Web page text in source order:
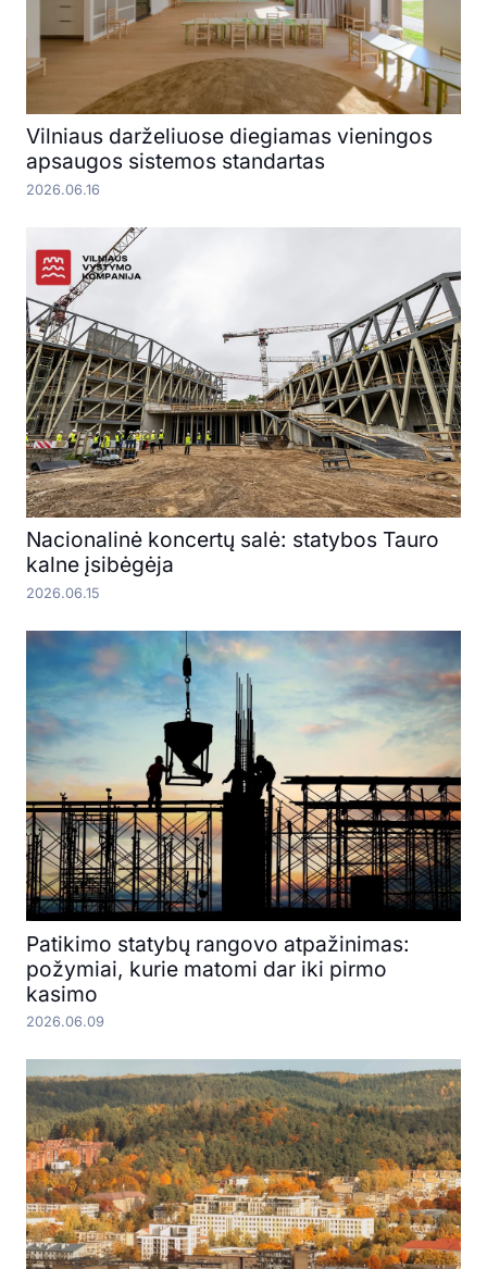
Vilniaus darželiuose diegiamas vieningos
apsaugos sistemos standartas
2026.06.16
Nacionalinė koncertų salė: statybos Tauro
kalne įsibėgėja
2026.06.15
Patikimo statybų rangovo atpažinimas:
požymiai, kurie matomi dar iki pirmo
kasimo
2026.06.09